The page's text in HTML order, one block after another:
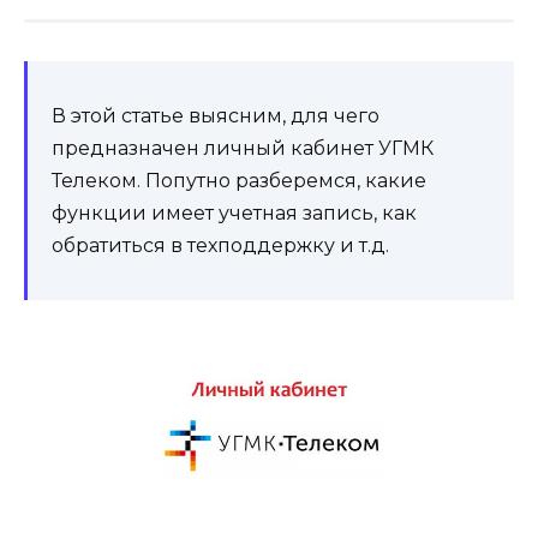
В этой статье выясним, для чего
предназначен личный кабинет УГМК
Телеком. Попутно разберемся, какие
функции имеет учетная запись, как
обратиться в техподдержку и т.д.